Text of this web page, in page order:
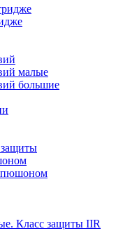
малые
большие
Класс защиты IIR